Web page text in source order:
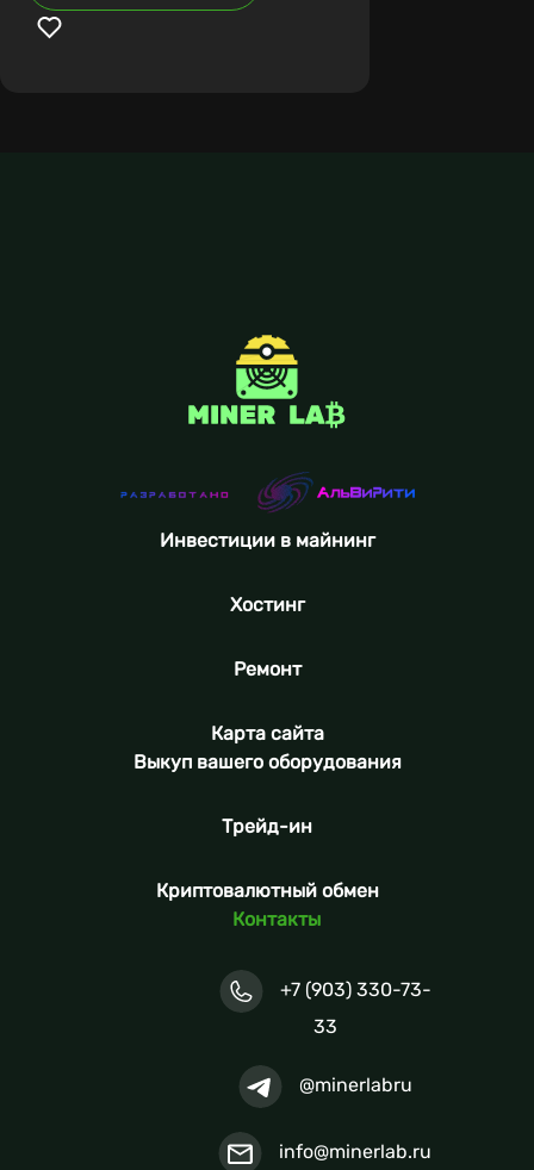
Инвестиции в майнинг
Хостинг
Ремонт
Карта сайта
Выкуп вашего оборудования
Трейд-ин
Криптовалютный обмен
Контакты
+7 (903) 330-73-
33
@minerlabru
info@minerlab.ru